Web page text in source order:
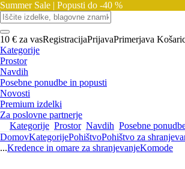
Summer Sale | Popusti do -40 %
10 € za vasRegistracijaPrijavaPrimerjava
Kategorije
Prostor
Navdih
Posebne ponudbe in popusti
Novosti
Premium izdelki
Za poslovne partnerje
Kategorije Prostor Navdih Posebne
DomovKategorijePohištvoPohištvo za
...Kredence in omare za shranjevanjeKomode